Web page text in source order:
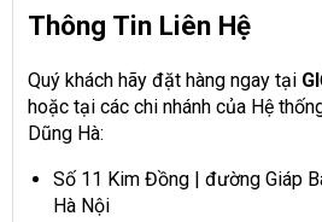
Thông Tin Liên Hệ
Quý khách hãy đặt hàng ngay tại
hoặc tại các chi nhánh của Hệ
Dũng Hà:
Số 11 Kim Đồng | đường Giáp
Hà Nội